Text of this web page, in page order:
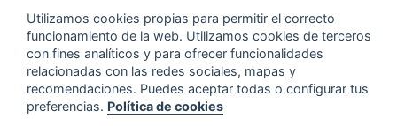
¿Qué titulación se obtiene en una escuela libre?
Descubre las respuestas enOtra educación ya es
posible
Utilizamos cookies propias para permitir el correcto
funcionamiento de la web. Utilizamos cookies de terceros
con fines analíticos y para ofrecer funcionalidades
relacionadas con las redes sociales, mapas y
recomendaciones. Puedes aceptar todas o configurar tus
preferencias. Política de cookies